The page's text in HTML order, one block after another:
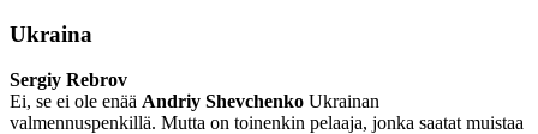
Ukraina
Sergiy Rebrov
Ei, se ei ole enää Andriy Shevchenko Ukrainan
valmennuspenkillä. Mutta on toinenkin pelaaja, jonka saatat muistaa